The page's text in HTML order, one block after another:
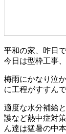
平和の家、昨日
今日は型枠工事
梅雨にかなり泣
に工程がすすんで
適度な水分補給
護など熱中症対
ん達は猛暑の中